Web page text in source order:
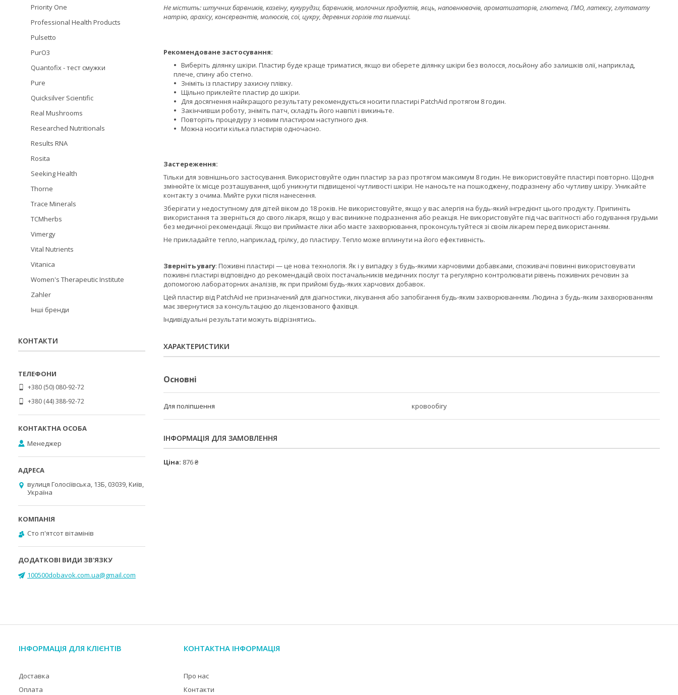
Не містить: штучних барвників, казеїну, кукурудзи, барвників, молочних продуктів, яєць, наповнювачів, ароматизаторів, глютена, ГМО, латексу, глутамату
натрію, арахісу, консервантів, молюсків, сої, цукру, деревних горіхів та пшениці.
Рекомендоване застосування:
Виберіть ділянку шкіри. Пластир буде краще триматися, якщо ви оберете ділянку шкіри без волосся, лосьйону або залишків олії, наприклад,
плече, спину або стегно.
Зніміть із пластиру захисну плівку.
Щільно приклейте пластир до шкіри.
Для досягнення найкращого результату рекомендується носити пластирі PatchAid протягом 8 годин.
Закінчивши роботу, зніміть патч, складіть його навпіл і викиньте.
Повторіть процедуру з новим пластиром наступного дня.
Можна носити кілька пластирів одночасно.
Застереження:
Тільки для зовнішнього застосування. Використовуйте один пластир за раз протягом максимум 8 годин. Не використовуйте пластирі повторно. Щодня
змінюйте їх місце розташування, щоб уникнути підвищеної чутливості шкіри. Не наносьте на пошкоджену, подразнену або чутливу шкіру. Уникайте
контакту з очима. Мийте руки після нанесення.
Зберігати у недоступному для дітей віком до 18 років. Не використовуйте, якщо у вас алергія на будь-який інгредієнт цього продукту. Припиніть
використання та зверніться до свого лікаря, якщо у вас виникне подразнення або реакція. Не використовуйте під час вагітності або годування грудьми
без медичної рекомендації. Якщо ви приймаєте ліки або маєте захворювання, проконсультуйтеся зі своїм лікарем перед використанням.
Не прикладайте тепло, наприклад, грілку, до пластиру. Тепло може вплинути на його ефективність.
Зверніть увагу: Поживні пластирі — це нова технологія. Як і у випадку з будь-якими харчовими добавками, споживачі повинні використовувати
поживні пластирі відповідно до рекомендацій своїх постачальників медичних послуг та регулярно контролювати рівень поживних речовин за
допомогою лабораторних аналізів, як при прийомі будь-яких харчових добавок.
Цей пластир від PatchAid не призначений для діагностики, лікування або запобігання будь-яким захворюванням. Людина з будь-яким захворюванням
має звернутися за консультацією до ліцензованого фахівця.
Індивідуальні результати можуть відрізнятись.
ХАРАКТЕРИСТИКИ
Основні
Для поліпшення кровообігу
ІНФОРМАЦІЯ ДЛЯ ЗАМОВЛЕННЯ
Ціна: 876 ₴
Priority One
Professional Health Products
Pulsetto
PurO3
Quantofix - тест смужки
Pure
Quicksilver Scientific
Real Mushrooms
Researched Nutritionals
Results RNA
Rosita
Seeking Health
Thorne
Trace Minerals
TCMherbs
Vimergy
Vital Nutrients
Vitanica
Women's Therapeutic Institute
Zahler
Інші бренди
КОНТАКТИ
+380 (50) 080-92-72
+380 (44) 388-92-72
Менеджер
вулиця Голосіївська, 13Б, 03039, Київ,
Україна
Cто п'ятсот вітамінів
100500dobavok.com.ua@gmail.com
ІНФОРМАЦІЯ ДЛЯ КЛІЄНТІВ
Доставка
Оплата
КОНТАКТНА ІНФОРМАЦІЯ
Про нас
Контакти